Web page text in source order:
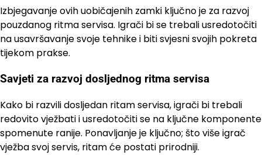
Izbjegavanje ovih uobičajenih zamki ključno je za razvoj
pouzdanog ritma servisa. Igrači bi se trebali usredotočiti
na usavršavanje svoje tehnike i biti svjesni svojih pokreta
tijekom prakse.
Savjeti za razvoj dosljednog ritma servisa
Kako bi razvili dosljedan ritam servisa, igrači bi trebali
redovito vježbati i usredotočiti se na ključne komponente
spomenute ranije. Ponavljanje je ključno; što više igrač
vježba svoj servis, ritam će postati prirodniji.